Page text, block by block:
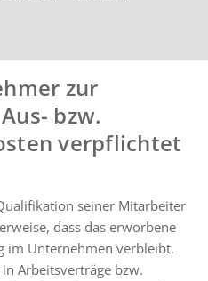
zur
bzw.
verpflichtet
seiner Mitarbeiter
dass das erworbene
im Unternehmen verbleibt.
Arbeitsverträge bzw.